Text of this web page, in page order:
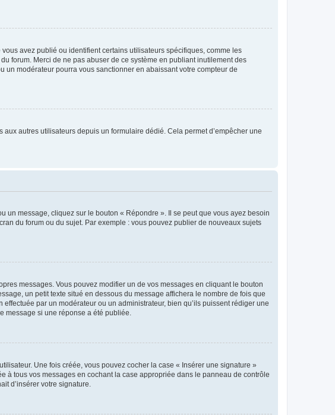
avez publié ou identifient certains utilisateurs spécifiques, comme les
forum. Merci de ne pas abuser de ce système en publiant inutilement des
un modérateur pourra vous sanctionner en abaissant votre compteur de
autres utilisateurs depuis un formulaire dédié. Cela permet d’empêcher une
message, cliquez sur le bouton « Répondre ». Il se peut que vous ayez besoin
du forum ou du sujet. Par exemple : vous pouvez publier de nouveaux sujets
messages. Vous pouvez modifier un de vos messages en cliquant le bouton
un petit texte situé en dessous du message affichera le nombre de fois que
effectuée par un modérateur ou un administrateur, bien qu’ils puissent rédiger une
message si une réponse a été publiée.
Une fois créée, vous pouvez cocher la case « Insérer une signature »
à tous vos messages en cochant la case appropriée dans le panneau de contrôle
d’insérer votre signature.